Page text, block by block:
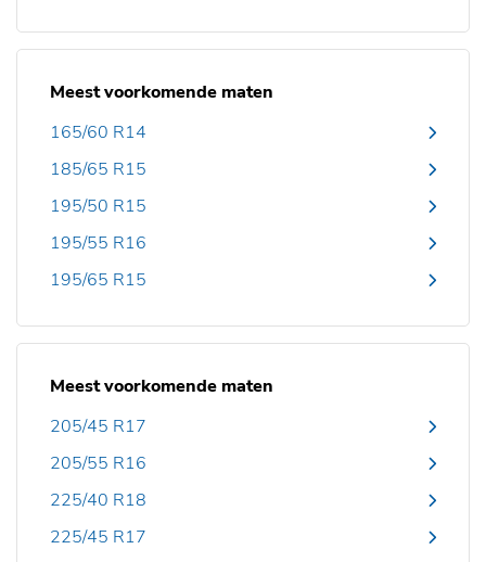
Meest voorkomende maten
165/60 R14
185/65 R15
195/50 R15
195/55 R16
195/65 R15
Meest voorkomende maten
205/45 R17
205/55 R16
225/40 R18
225/45 R17